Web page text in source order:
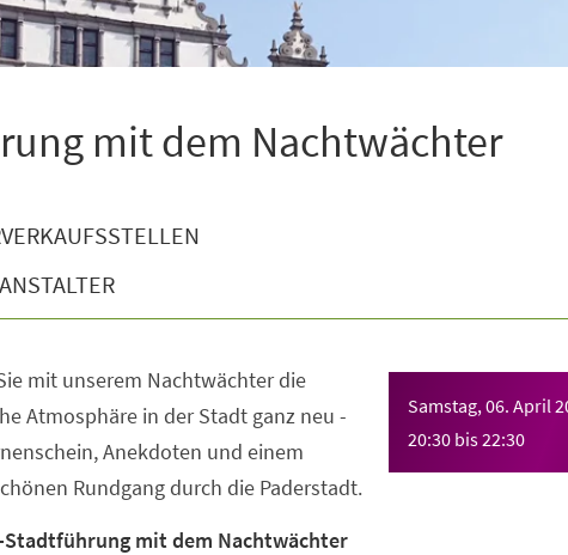
mit dem Nachtwächter
Samstag, 06. April
20:30 bis22:30
mit unserem Nachtwächter die
Atmosphäre in der Stadt ganz neu -
Anekdoten und einem
Rundgang durch die Paderstadt.
Stadtführung mit dem Nachtwächter